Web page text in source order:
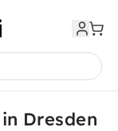
Dresden